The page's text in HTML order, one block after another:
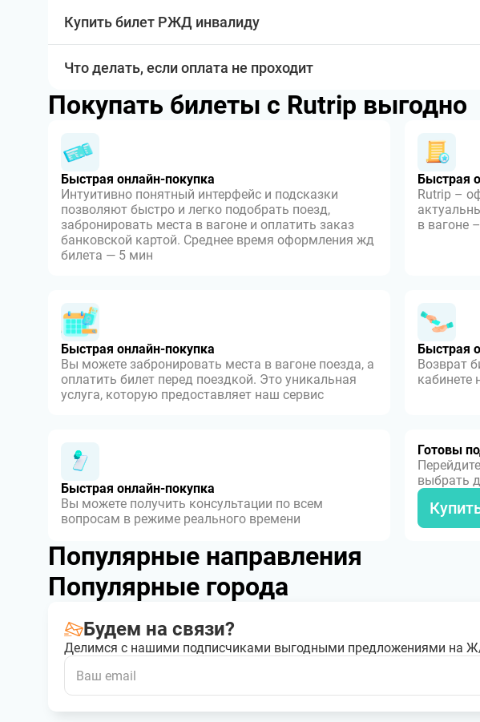
Купить билет РЖД инвалиду
Что делать, если оплата не проходит
Покупать билеты с Rutrip выгодно
Быстрая онлайн-покупка
Интуитивно понятный интерфейс и подсказки
позволяют быстро и легко подобрать поезд,
забронировать места в вагоне и оплатить заказ
банковской картой. Среднее время оформления жд
билета — 5 мин
Быстрая
Rutrip –
в вагоне
Быстрая онлайн-покупка
Вы можете забронировать места в вагоне поезда, а
оплатить билет перед поездкой. Это уникальная
услуга, которую предоставляет наш сервис
Быстрая
Возврат
кабинете
Быстрая онлайн-покупка
Вы можете получить консультации по всем
вопросам в режиме реального времени
Готовы
выбрать
Популярные направления
Популярные города
Будем на связи?
Делимся с нашими подписчиками выгодными предложениями на